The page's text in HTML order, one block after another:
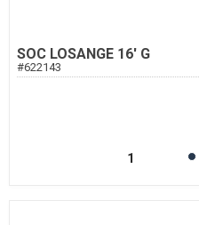
SOC LOSANGE 16' G
#622143